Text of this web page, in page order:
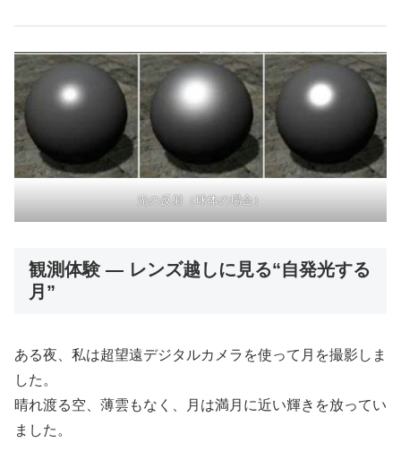
光の反射（球体の場合）
観測体験 ― レンズ越しに見る“自発光する
月”
ある夜、私は超望遠デジタルカメラを使って月を撮影しま
した。
晴れ渡る空、薄雲もなく、月は満月に近い輝きを放ってい
ました。